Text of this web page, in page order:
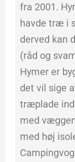
fra 2001.
havde træ i
derved kan
(råd og
Hymer er
det vil sige
træplade
med
med høj